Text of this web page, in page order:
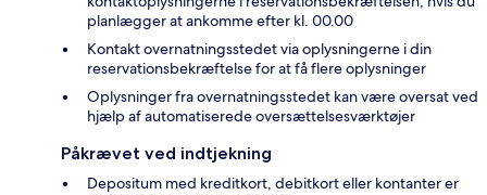
planlægger at ankomme efter kl. 00.00
Kontakt overnatningsstedet via oplysningerne i din
reservationsbekræftelse for at få flere oplysninger
Oplysninger fra overnatningsstedet kan være oversat ved
hjælp af automatiserede oversættelsesværktøjer
Påkrævet ved indtjekning
Depositum med kreditkort, debitkort eller kontanter er